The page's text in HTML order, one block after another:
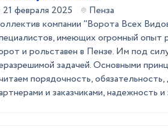
21 февраля 2025
Пенза
компании "Ворота Всех
имеющих огромный опыт
и рольставен в Пензе. Им под
задачей. Основными
порядочность,
и заказчиками, надежность